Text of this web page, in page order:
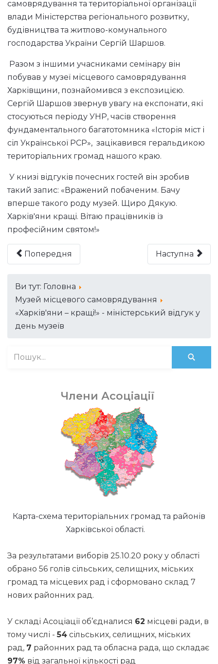
самоврядування та територіальної організації
влади Міністерства регіонального розвитку,
будівництва та житлово-комунального
господарства України Сергій Шаршов.
Разом з іншими учасниками семінару він
побував у музеї місцевого самоврядування
Харківщини, познайомився з експозицією.
Сергій Шаршов звернув увагу на експонати, які
стосуються періоду УНР, часів створення
фундаментального багатотомника «Історія міст і
сіл Української РСР», зацікавився геральдикою
територіальних громад нашого краю.
У книзі відгуків почесних гостей він зробив
такий запис: «Вражений побаченим. Бачу
вперше такого роду музей. Щиро Дякую.
Харків'яни кращі. Вітаю працівників із
професійним святом!»
Попередня Наступна
Ви тут: Головна
Музей місцевого самоврядування
«Харків'яни – кращі!» - міністерський відгук у
день музеїв
Члени Асоціації
Карта-схема територіальних громад та районів
Харківської області.
За результатами виборів 25.10.20 року у області
обрано 56 голів сільських, селищних, міських
громад та місцевих рад і сформовано склад 7
нових районних рад.
У складі Асоціації об’єдналися 62 місцеві ради, в
тому числі -54 сільських, селищних, міських
рад, 7 районних рад та обласна рада, що складає
97% від загальної кількості рад